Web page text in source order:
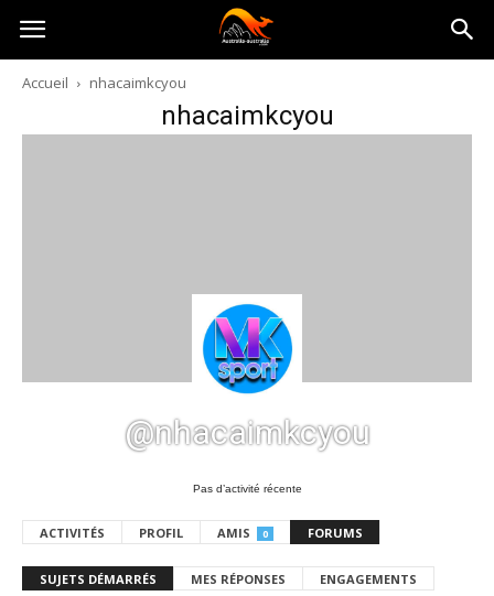
Australia-
australie.com
Accueil nhacaimkcyou
nhacaimkcyou
@nhacaimkcyou
Pas d’activité récente
ACTIVITÉS PROFIL AMIS 0 FORUMS
SUJETS DÉMARRÉS MES RÉPONSES ENGAGEMENTS